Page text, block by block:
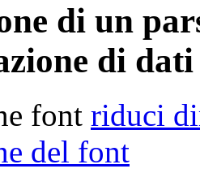
di un
di
font riduci
del font